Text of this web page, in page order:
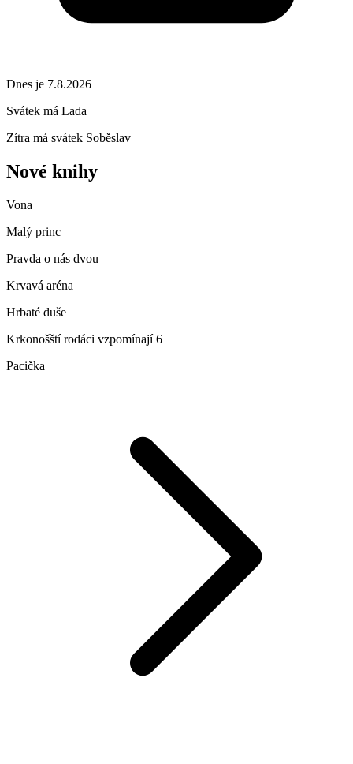
Dnes je 7.8.2026
Svátek má Lada
Zítra má svátek Soběslav
Nové knihy
Vona
Malý princ
Pravda o nás dvou
Krvavá aréna
Hrbaté duše
Krkonošští rodáci vzpomínají 6
Pacička